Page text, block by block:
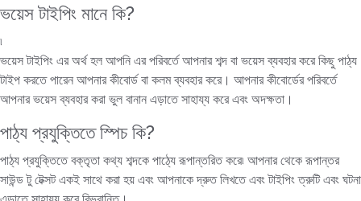
ভয়েস টাইপিং মানে কি?
৷
ভয়েস টাইপিং এর অর্থ হল আপনি এর পরিবর্তে আপনার শব্দ বা ভয়েস ব্যবহার করে কিছু পাঠ্য
টাইপ করতে পারেন আপনার কীবোর্ড বা কলম ব্যবহার করে। আপনার কীবোর্ডের পরিবর্তে
আপনার ভয়েস ব্যবহার করা ভুল বানান এড়াতে সাহায্য করে এবং অদক্ষতা।
পাঠ্য প্রযুক্তিতে স্পিচ কি?
পাঠ্য প্রযুক্তিতে বক্তৃতা কথ্য শব্দকে পাঠ্যে রূপান্তরিত করে৷ আপনার থেকে রূপান্তর
সাউন্ড টু টেক্সট একই সাথে করা হয় এবং আপনাকে দ্রুত লিখতে এবং টাইপিং ত্রুটি এবং ঘটনা